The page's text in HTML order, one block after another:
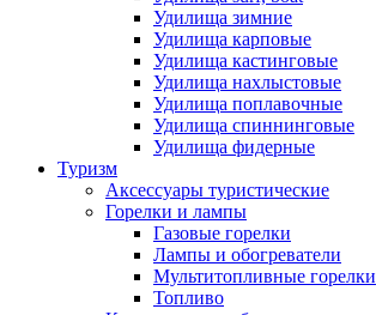
Удилища зимние
Удилища карповые
Удилища кастинговые
Удилища нахлыстовые
Удилища поплавочные
Удилища спиннинговые
Удилища фидерные
Туризм
Аксессуары туристические
Горелки и лампы
Газовые горелки
Лампы и обогреватели
Мультитопливные горелки
Топливо